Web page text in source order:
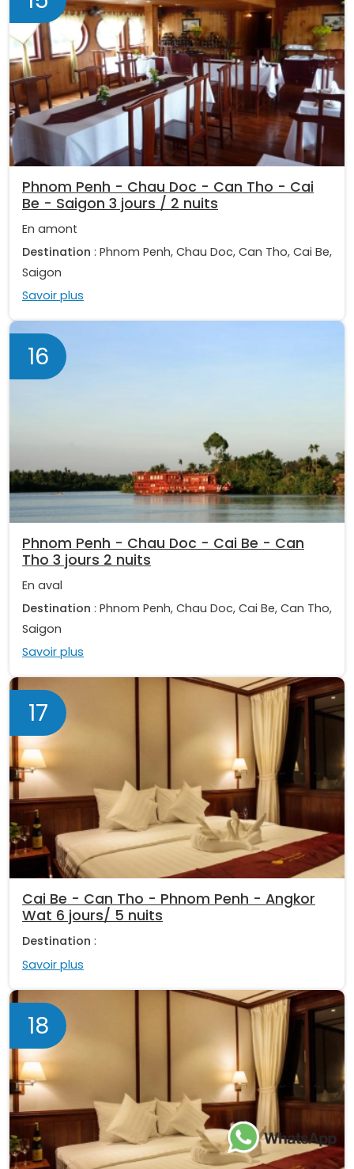
Phnom Penh - Chau Doc - Can Tho - Cai
Be - Saigon 3 jours / 2 nuits
En amont
Destination : Phnom Penh, Chau Doc, Can Tho, Cai Be,
Saigon
Savoir plus
16
Phnom Penh - Chau Doc - Cai Be - Can
Tho 3 jours 2 nuits
En aval
Destination : Phnom Penh, Chau Doc, Cai Be, Can Tho,
Saigon
Savoir plus
17
Cai Be - Can Tho - Phnom Penh - Angkor
Wat 6 jours/ 5 nuits
Destination :
Savoir plus
18